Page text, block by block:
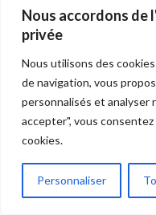
Nous accordons de
privée
Nous utilisons des
de navigation, vous
personnalisés et analyser
accepter", vous
cookies.
Personnaliser